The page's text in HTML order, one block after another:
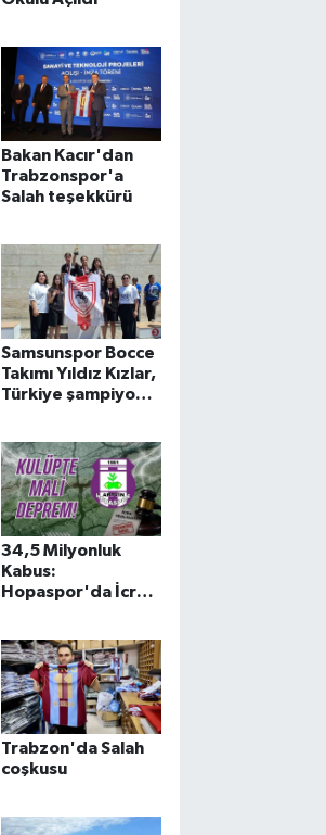
Bakan Kacır'dan
Trabzonspor'a
Salah teşekkürü
Samsunspor Bocce
Takımı Yıldız Kızlar,
Türkiye şampiyonu
34,5 Milyonluk
Kabus:
Hopaspor'da İcra
Trabzon'da Salah
coşkusu